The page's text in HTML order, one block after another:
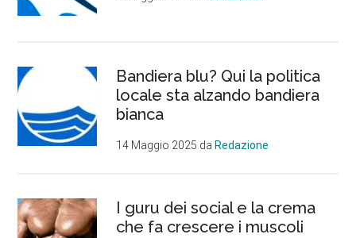
Bandiera blu? Qui la politica
locale sta alzando bandiera
bianca
14 Maggio 2025 da Redazione
I guru dei social e la crema
che fa crescere i muscoli